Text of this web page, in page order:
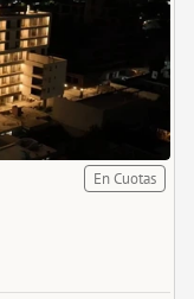
En Cuotas